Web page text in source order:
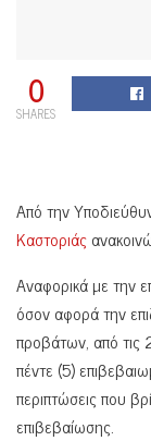
0
SHARES
Από την
Καστοριάς
Αναφορικά με την
όσον αφορά την
προβάτων, από τις
πέντε (5)
περιπτώσεις που
επιβεβαίωσης.